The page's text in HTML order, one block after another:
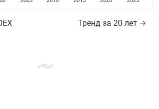
Тренд за 20 лет